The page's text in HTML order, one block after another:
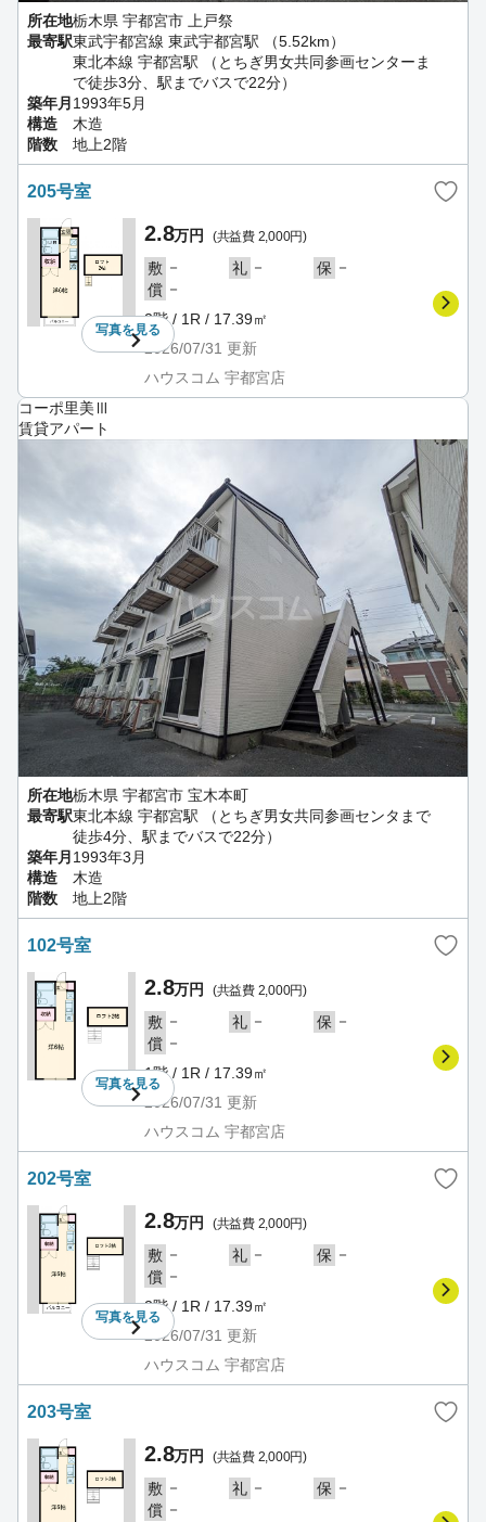
所在地栃木県 宇都宮市 上戸祭
最寄駅東武宇都宮線 東武宇都宮駅 （5.52km）
東北本線 宇都宮駅 （とちぎ男女共同参画センターま
で徒歩3分、駅までバスで22分）
築年月 1993年5月
構造
木造
階数
地上2階
205号室
写真を見る
2.8万円 (共益費 2,000円)
敷 － 礼 － 保 －
償 －
2階 / 1R / 17.39㎡
2026/07/31 更新
ハウスコム 宇都宮店
コーポ里美Ⅲ
賃貸アパート
所在地栃木県 宇都宮市 宝木本町
最寄駅東北本線 宇都宮駅 （とちぎ男女共同参画センタまで
徒歩4分、駅までバスで22分）
築年月 1993年3月
構造
木造
階数
地上2階
102号室
写真を見る
2.8万円 (共益費 2,000円)
敷 － 礼 － 保 －
償 －
1階 / 1R / 17.39㎡
2026/07/31 更新
ハウスコム 宇都宮店
202号室
写真を見る
2.8万円 (共益費 2,000円)
敷 － 礼 － 保 －
償 －
2階 / 1R / 17.39㎡
2026/07/31 更新
ハウスコム 宇都宮店
203号室
2.8万円 (共益費 2,000円)
敷 － 礼 － 保 －
償 －